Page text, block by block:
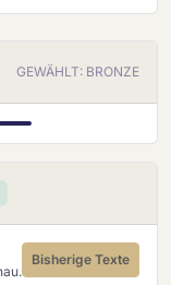
GEWÄHLT: BRONZE
Bisherige Texte